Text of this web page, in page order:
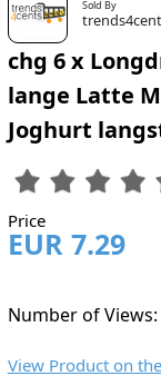
Sold By
chg 6 x
lange Latte
Joghurt
Price
EUR 7.29
Number of Views:
View Product on